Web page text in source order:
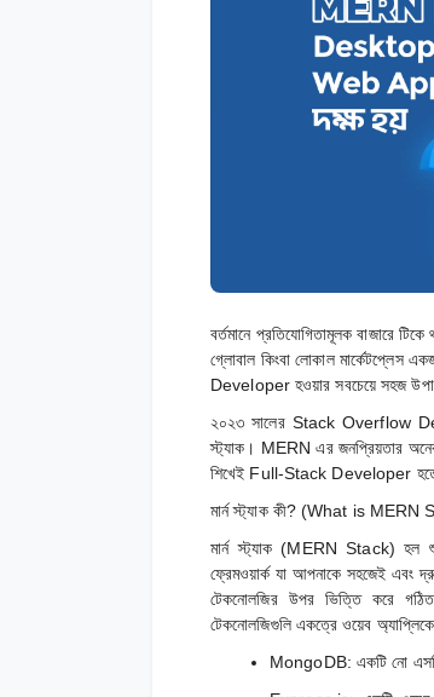
বর্তমানে প্রতিযোগিতামূলক বাজারে
গ্লোবাল কিংবা লোকাল
Developer হওয়ার সবচেয়ে সহজ
২০২৩ সালের Stack Overflow
স্ট্যাক। MERN এর জনপ্রিয়তার
শিখেই Full-Stack Developer হতে
মার্ন স্ট্যাক কী? (What is MERN
মার্ন স্ট্যাক (MERN Stack) হল
ফ্রেমওয়ার্ক যা আপনাকে সহজেই এবং
টেকনোলজির উপর ভিত্তি করে
টেকনোলজিগুলি একত্রে ওয়েব
MongoDB: একটি নো